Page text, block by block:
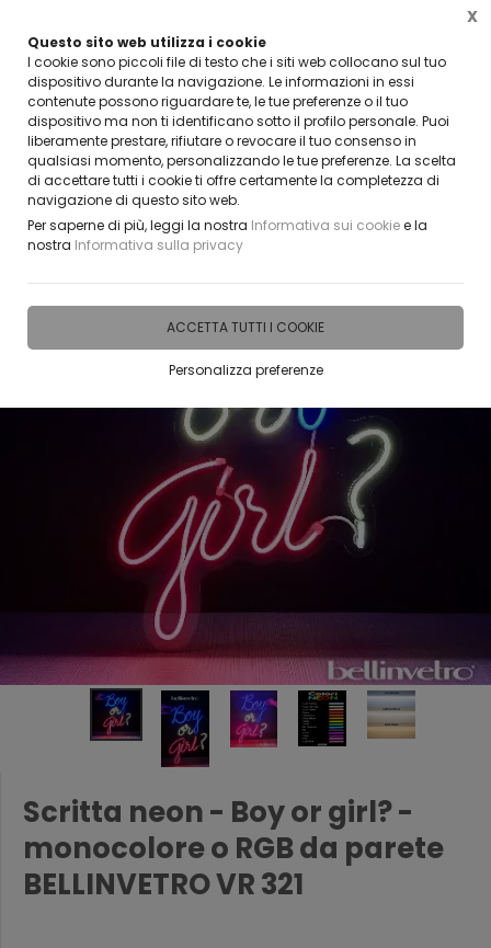
Questo sito web utilizza i cookie
I cookie sono piccoli file di testo che i siti web collocano sul tuo
dispositivo durante la navigazione. Le informazioni in essi
contenute possono riguardare te, le tue preferenze o il tuo
dispositivo ma non ti identificano sotto il profilo personale. Puoi
liberamente prestare, rifiutare o revocare il tuo consenso in
qualsiasi momento, personalizzando le tue preferenze. La scelta
di accettare tutti i cookie ti offre certamente la completezza di
navigazione di questo sito web.
Per saperne di più, leggi la nostra Informativa sui cookiee la
nostra Informativa sulla privacy
ACCETTA TUTTI I COOKIE
Personalizza preferenze
X
CLICCA E SCOPRI I COUPON ATTIVI ADESSO
Home IDEE E REGALI PERSONALIZZABILI SCRITTE | NOMI | FRASI | CREAZIONI NEON
Scritta neon - Boy or girl? -
monocolore o RGB da parete
BELLINVETRO VR 321